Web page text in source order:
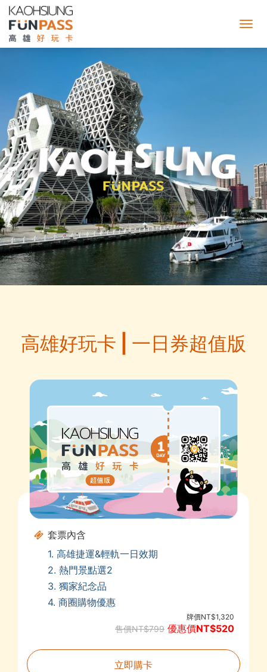
Kaohsiung
FunPass
｜
高
雄
好
玩
卡
高雄好玩卡 | 一日券超值版
套票內含
1. 高雄捷運&輕軌一日效期
2. 熱門景點選2
3. 獨家紀念品
4. 商圈購物優惠
牌價NT$1,320
售價NT$799 優惠價NT$520
立即購卡